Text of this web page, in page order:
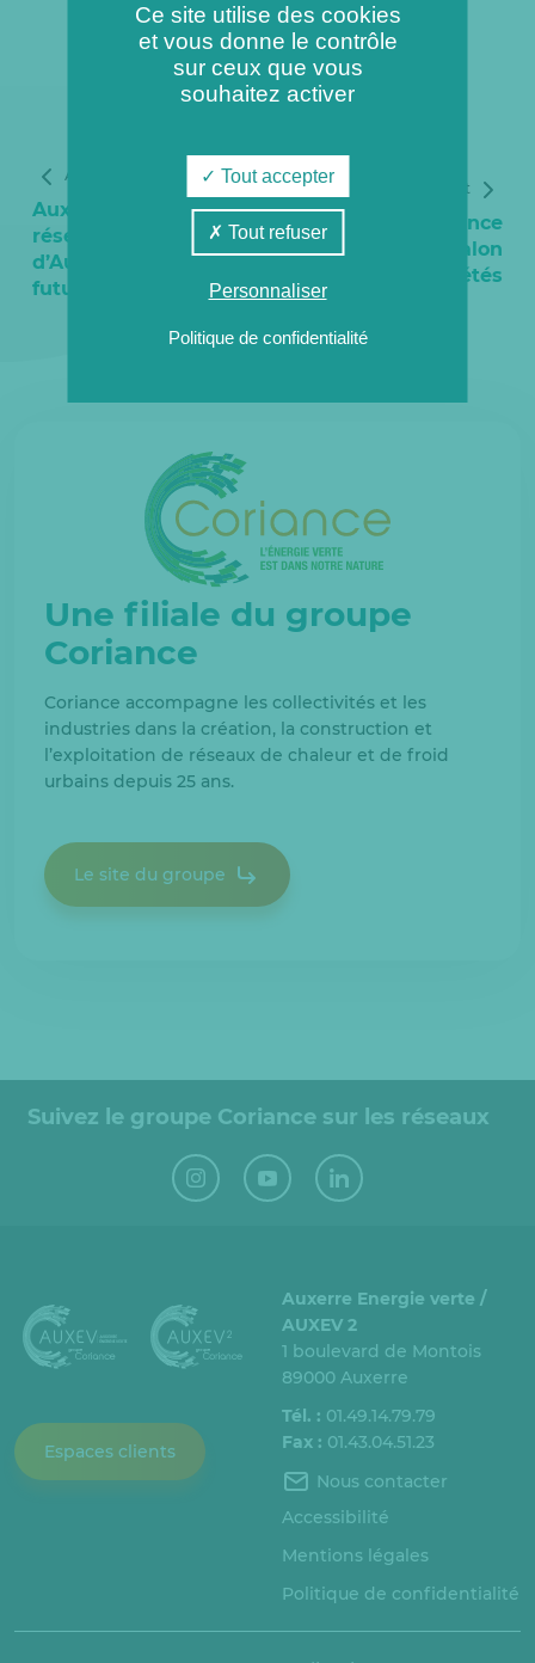
Article précédent
Auxev2 : le second
réseau de chaleur
d’Auxerre séduit les
futurs abonnés
Article suivant
AUXERRE : Coriance
participe au salon
des copropriétés
Une filiale du groupe
Coriance
Coriance accompagne les collectivités et les
industries dans la création, la construction et
l’exploitation de réseaux de chaleur et de froid
urbains depuis 25 ans.
Le site du groupe
Suivez le groupe Coriance sur les réseaux
Espaces clients
Auxerre Energie verte /
AUXEV 2
1 boulevard de Montois
89000 Auxerre
Tél. : 01.49.14.79.79
Fax : 01.43.04.51.23
Nous contacter
Accessibilité
Mentions légales
Politique de confidentialité
Ce site utilise des cookies
et vous donne le contrôle
sur ceux que vous
souhaitez activer
Tout accepter
Tout refuser
Personnaliser
Politique de confidentialité